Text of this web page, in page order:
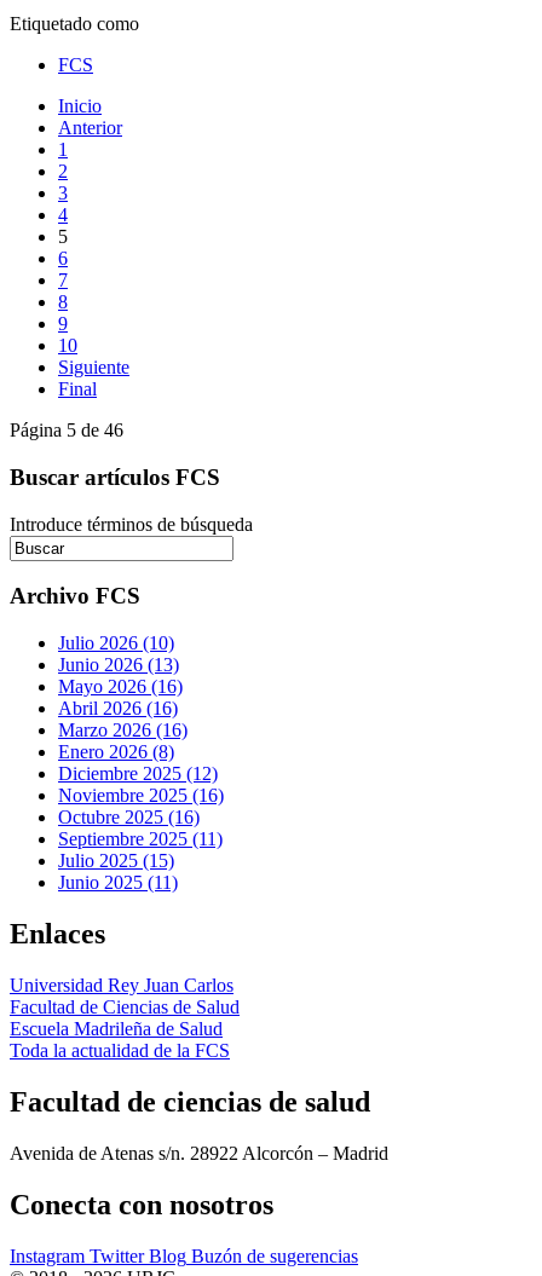
Etiquetado como
FCS
Inicio
Anterior
1
2
3
4
5
6
7
8
9
10
Siguiente
Final
Página 5 de 46
Buscar artículos FCS
Introduce términos de búsqueda
Archivo FCS
Julio 2026 (10)
Junio 2026 (13)
Mayo 2026 (16)
Abril 2026 (16)
Marzo 2026 (16)
Enero 2026 (8)
Diciembre 2025 (12)
Noviembre 2025 (16)
Octubre 2025 (16)
Septiembre 2025 (11)
Julio 2025 (15)
Junio 2025 (11)
Enlaces
Universidad Rey Juan Carlos
Facultad de Ciencias de Salud
Escuela Madrileña de Salud
Toda la actualidad de la FCS
Facultad de ciencias de salud
Avenida de Atenas s/n. 28922 Alcorcón – Madrid
Conecta con nosotros
Instagram Twitter Blog Buzón de sugerencias